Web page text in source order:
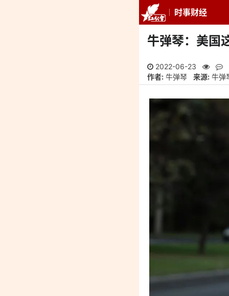
时事财经
推荐 最新 专
牛弹琴：美国
2022-06-23
作者: 牛弹琴 来源: 牛弹